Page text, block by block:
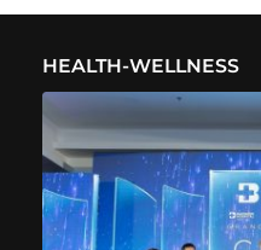
HEALTH-WELLNESS